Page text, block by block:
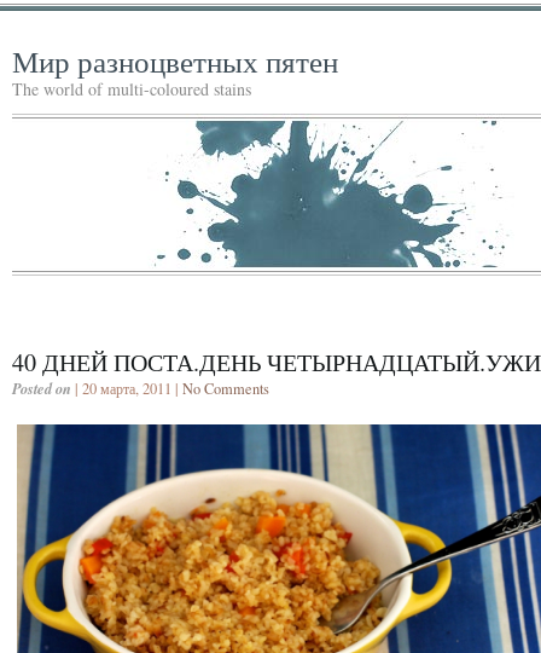
Мир разноцветных пятен
The world of multi-coloured stains
40 ДНЕЙ ПОСТА.ДЕНЬ
Posted on | 20 марта, 2011 | No Comments